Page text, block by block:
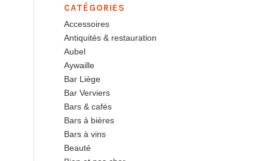
CATÉGORIES
Accessoires
Antiquités & restauration
Aubel
Aywaille
Bar Liège
Bar Verviers
Bars & cafés
Bars à bières
Bars à vins
Beauté